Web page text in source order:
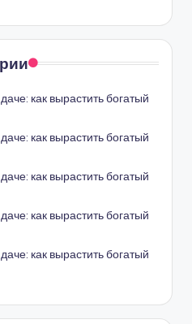
как вырастить богатый
как вырастить богатый
как вырастить богатый
как вырастить богатый
как вырастить богатый